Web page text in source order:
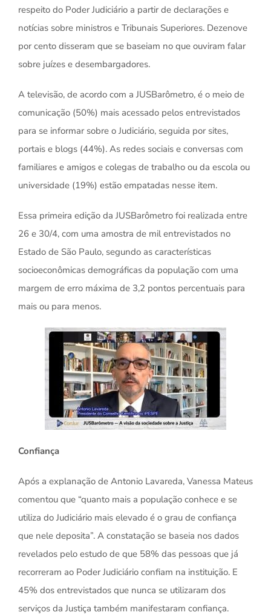
respeito do Poder Judiciário a partir de declarações e
notícias sobre ministros e Tribunais Superiores. Dezenove
por cento disseram que se baseiam no que ouviram falar
sobre juízes e desembargadores.
A televisão, de acordo com a JUSBarômetro, é o meio de
comunicação (50%) mais acessado pelos entrevistados
para se informar sobre o Judiciário, seguida por sites,
portais e blogs (44%). As redes sociais e conversas com
familiares e amigos e colegas de trabalho ou da escola ou
universidade (19%) estão empatadas nesse item.
Essa primeira edição da JUSBarômetro foi realizada entre
26 e 30/4, com uma amostra de mil entrevistados no
Estado de São Paulo, segundo as características
socioeconômicas demográficas da população com uma
margem de erro máxima de 3,2 pontos percentuais para
mais ou para menos.
Confiança
Após a explanação de Antonio Lavareda, Vanessa Mateus
comentou que “quanto mais a população conhece e se
utiliza do Judiciário mais elevado é o grau de confiança
que nele deposita”. A constatação se baseia nos dados
revelados pelo estudo de que 58% das pessoas que já
recorreram ao Poder Judiciário confiam na instituição. E
45% dos entrevistados que nunca se utilizaram dos
serviços da Justiça também manifestaram confiança.